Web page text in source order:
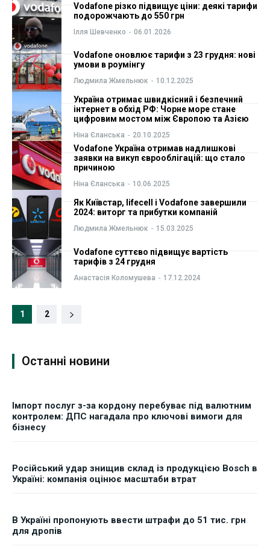
Vodafone різко підвищує ціни: деякі тарифи
подорожчають до 550 грн
Ілля Шевченко - 06.01.2026
Vodafone оновлює тарифи з 23 грудня: нові
умови в роумінгу
Людмила Жмельнюк - 10.12.2025
Україна отримає швидкісний і безпечний
інтернет в обхід РФ: Чорне море стане
цифровим мостом між Європою та Азією
Ніна Єланська - 20.10.2025
Vodafone Україна отримав надлишкові
заявки на викуп єврооблігацій: що стало
причиною
Ніна Єланська - 10.06.2025
Як Київстар, lifecell і Vodafone завершили
2024: виторг та прибутки компаній
Людмила Жмельнюк - 15.03.2025
Vodafone суттєво підвищує вартість
тарифів з 24 грудня
Анастасія Коломушева - 17.12.2024
1 2
Останні новини
Імпорт послуг з-за кордону перебуває під валютним
контролем: ДПС нагадала про ключові вимоги для
бізнесу
Російський удар знищив склад із продукцією Bosch в
Україні: компанія оцінює масштаби втрат
В Україні пропонують ввести штрафи до 51 тис. грн
для дропів